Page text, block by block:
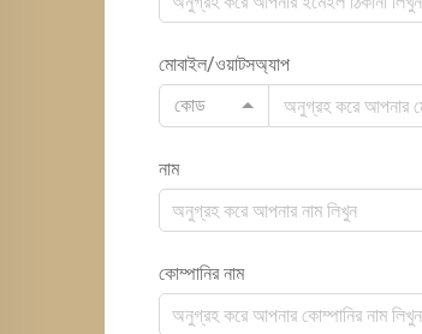
মোবাইল/ওয়াটসঅ্যাপ
কোড
নাম
কোম্পানির নাম